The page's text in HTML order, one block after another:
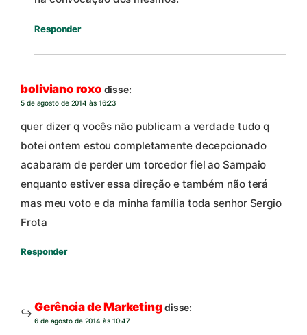
Responder
boliviano roxo disse:
5 de agosto de 2014 às 16:23
quer dizer q vocês não publicam a verdade tudo q
botei ontem estou completamente decepcionado
acabaram de perder um torcedor fiel ao Sampaio
enquanto estiver essa direção e também não terá
mas meu voto e da minha família toda senhor Sergio
Frota
Responder
Gerência de Marketingdisse:
6 de agosto de 2014 às 10:47